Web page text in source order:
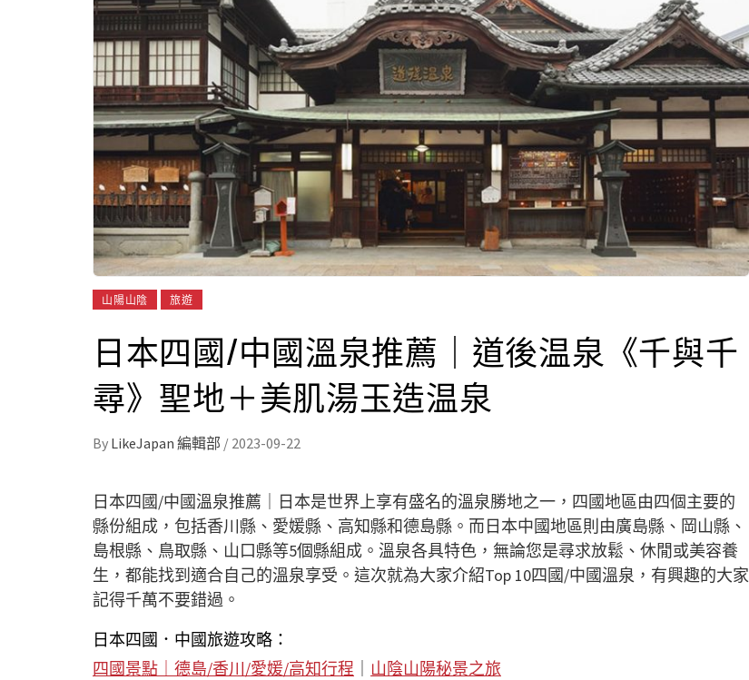
山陽山陰 旅遊
日本四國/中國溫泉推薦｜道後温泉《千與千
尋》聖地＋美肌湯玉造温泉
By LikeJapan 編輯部 / 2023-09-22
日本四國/中國溫泉推薦｜日本是世界上享有盛名的溫泉勝地之一，四國地區由四個主要的
縣份組成，包括香川縣、愛媛縣、高知縣和德島縣。而日本中國地區則由廣島縣、岡山縣、
島根縣、鳥取縣、山口縣等5個縣組成。溫泉各具特色，無論您是尋求放鬆、休閒或美容養
生，都能找到適合自己的溫泉享受。這次就為大家介紹Top 10四國/中國溫泉，有興趣的大家
記得千萬不要錯過。
日本四國．中國旅遊攻略：
四國景點｜德島/香川/愛媛/高知行程 山陰山陽秘景之旅